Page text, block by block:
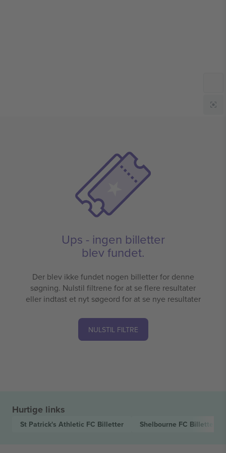
Ups - ingen billetter
blev fundet.
Der blev ikke fundet nogen billetter for denne
søgning. Nulstil filtrene for at se flere resultater
eller indtast et nyt søgeord for at se nye resultater
NULSTIL FILTRE
Hurtige links
St Patrick's Athletic FC Billetter Shelbourne FC Billetter